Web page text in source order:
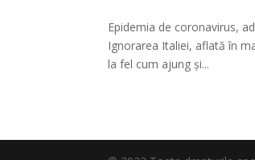
Epidemia de coronavirus,
Ignorarea Italiei, aflată în
la fel cum ajung și...